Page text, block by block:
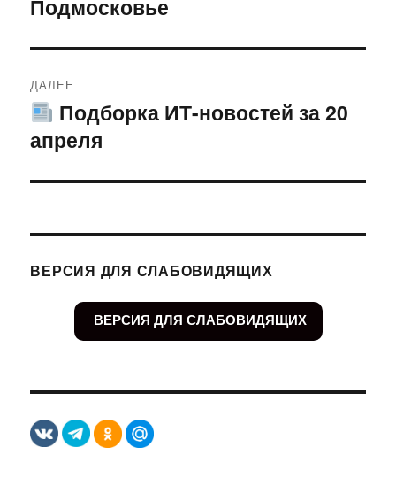
Подмосковье
ДАЛЕЕ
Следующая
запись:
Подборка ИТ-новостей за 20
апреля
ВЕРСИЯ ДЛЯ СЛАБОВИДЯЩИХ
ВЕРСИЯ ДЛЯ СЛАБОВИДЯЩИХ